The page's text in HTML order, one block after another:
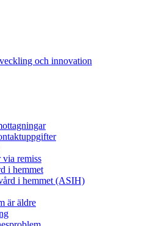
och innovation
remiss
i hemmet
i hemmet (ASIH)
är äldre